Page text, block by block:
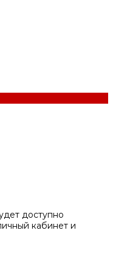
доступно
кабинет и